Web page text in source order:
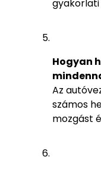
gyakorlati
Hogyan
Az
számos
mozgást